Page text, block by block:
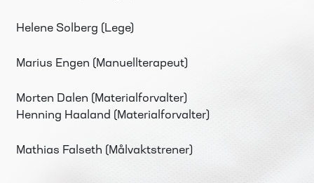
Helene Solberg (Lege)
Marius Engen (Manuellterapeut)
Morten Dalen (Materialforvalter)
Henning Haaland (Materialforvalter)
Mathias Falseth (Målvaktstrener)